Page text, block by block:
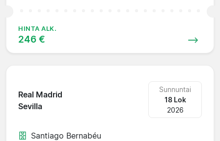
HINTA ALK.
246 €
Real Madrid
Sevilla
Sunnuntai
18 Lok
2026
Santiago Bernabéu